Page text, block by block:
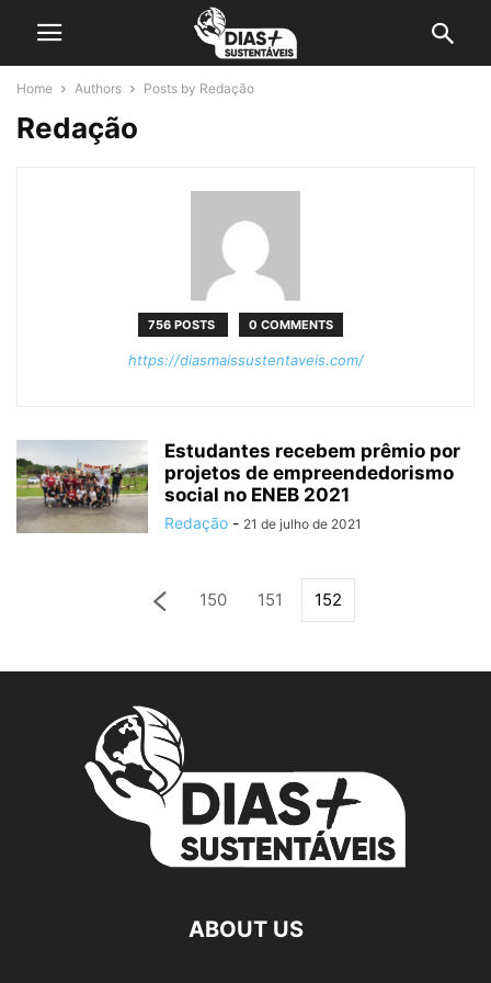
Home Authors Posts by Redação
Redação
756 POSTS 0 COMMENTS
https://diasmaissustentaveis.com/
Estudantes recebem prêmio por
projetos de empreendedorismo
social no ENEB 2021
Redação - 21 de julho de 2021
150 151 152
ABOUT US